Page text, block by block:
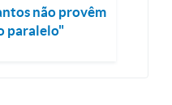
não provêm
paralelo"